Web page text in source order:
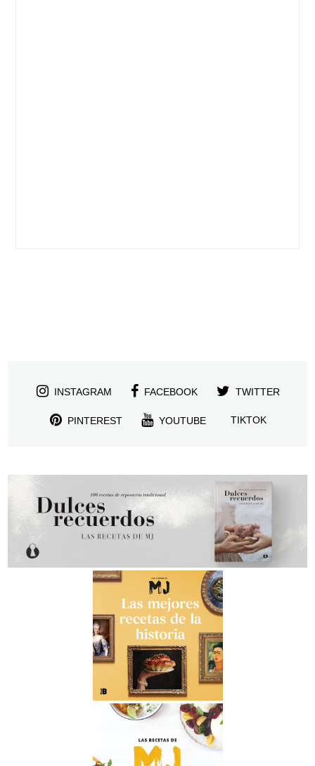
INSTAGRAM FACEBOOK TWITTER
PINTEREST YOUTUBE TIKTOK